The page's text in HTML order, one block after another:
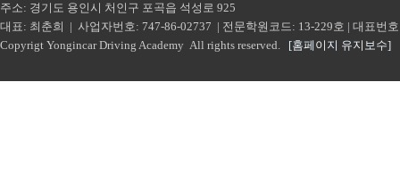
주소: 경기도 용인시 처인구 포곡읍 석성로 925
대표: 최춘희 | 사업자번호: 747-86-02737 | 전문학원코드: 13-229호 | 대표번
Copyrigt Yongincar Driving Academy All rights reserved. [홈페이지 유지보수]